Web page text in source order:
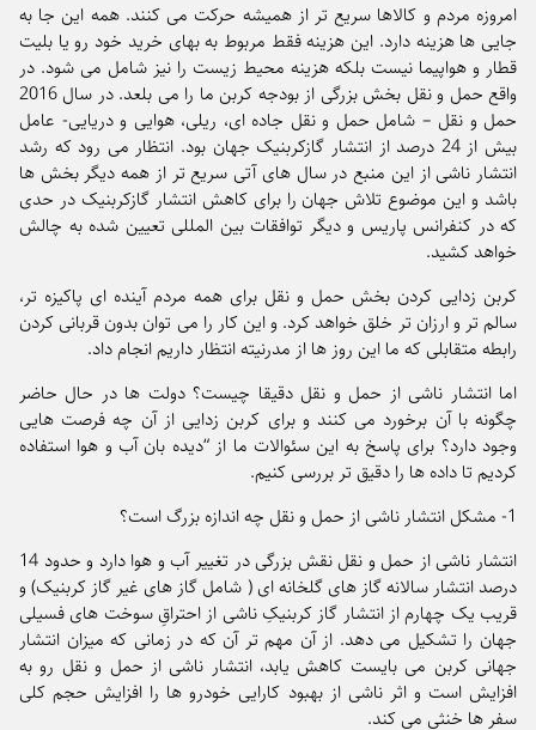
امروزه مردم و کالاها سریع تر از همیشه حرکت می کنند. همه این جا به
جایی ها هزینه دارد. این هزینه فقط مربوط به بهای خرید خود رو یا بلیت
قطار و هواپیما نیست بلکه هزینه محیط زیست را نیز شامل می شود. در
واقع حمل و نقل بخش بزرگی از بودجه کربن ما را می بلعد. در سال 2016
حمل و نقل – شامل حمل و نقل جاده ای، ریلی، هوایی و دریایی- عامل
بیش از 24 درصد از انتشار گازکربنیک جهان بود. انتظار می رود که رشد
انتشار ناشی از این منبع در سال های آتی سریع تر از همه دیگر بخش ها
باشد و این موضوع تلاش جهان را برای کاهش انتشار گازکربنیک در حدی
که در کنفرانس پاریس و دیگر توافقات بین المللی تعیین شده به چالش
خواهد کشید.
کربن زدایی کردن بخش حمل و نقل برای همه مردم آینده ای پاکیزه تر،
سالم تر و ارزان تر خلق خواهد کرد. و این کار را می توان بدون قربانی کردن
رابطه متقابلی که ما این روز ها از مدرنیته انتظار داریم انجام داد.
اما انتشار ناشی از حمل و نقل دقیقا چیست؟ دولت ها در حال حاضر
چگونه با آن برخورد می کنند و برای کربن زدایی از آن چه فرصت هایی
وجود دارد؟ برای پاسخ به این سئوالات ما از “دیده بان آب و هوا استفاده
کردیم تا داده ها را دقیق تر بررسی کنیم.
1- مشکل انتشار ناشی از حمل و نقل چه اندازه بزرگ است؟
انتشار ناشی از حمل و نقل نقش بزرگی در تغییر آب و هوا دارد و حدود 14
درصد انتشار سالانه گاز های گلخانه ای ( شامل گاز های غیر گاز کربنیک) و
قریب یک چهارم از انتشار گاز کربنیکِ ناشی از احتراقِ سوخت های فسیلی
جهان را تشکیل می دهد. از آن مهم تر آن که در زمانی که میزان انتشار
جهانی کربن می بایست کاهش یابد، انتشار ناشی از حمل و نقل رو به
افزایش است و اثر ناشی از بهبود کارایی خودرو ها را افزایش حجم کلی
سفر ها خنثی می کند.